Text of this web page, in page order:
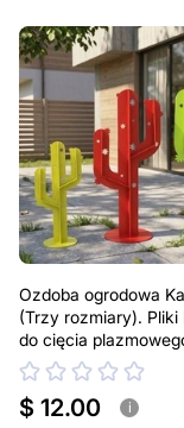
Ozdoba ogrodowa
(Trzy rozmiary). Pliki
do cięcia
laserowego.
podwórko
$ 12.00 i